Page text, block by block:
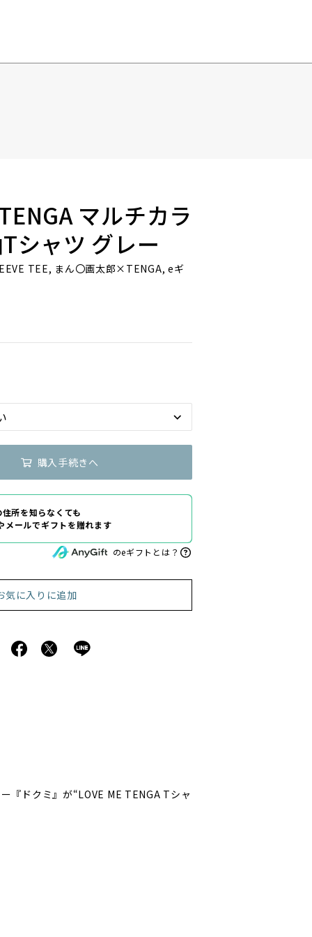
マルチカラ
シャツ グレー
TEE, まん〇画太郎×TENGA, eギ
購入手続きへ
所を知らなくても
メールでギフトを贈れます
のeギフトとは？
気に入りに追加
『ドクミ』が“LOVE ME TENGA Tシャ